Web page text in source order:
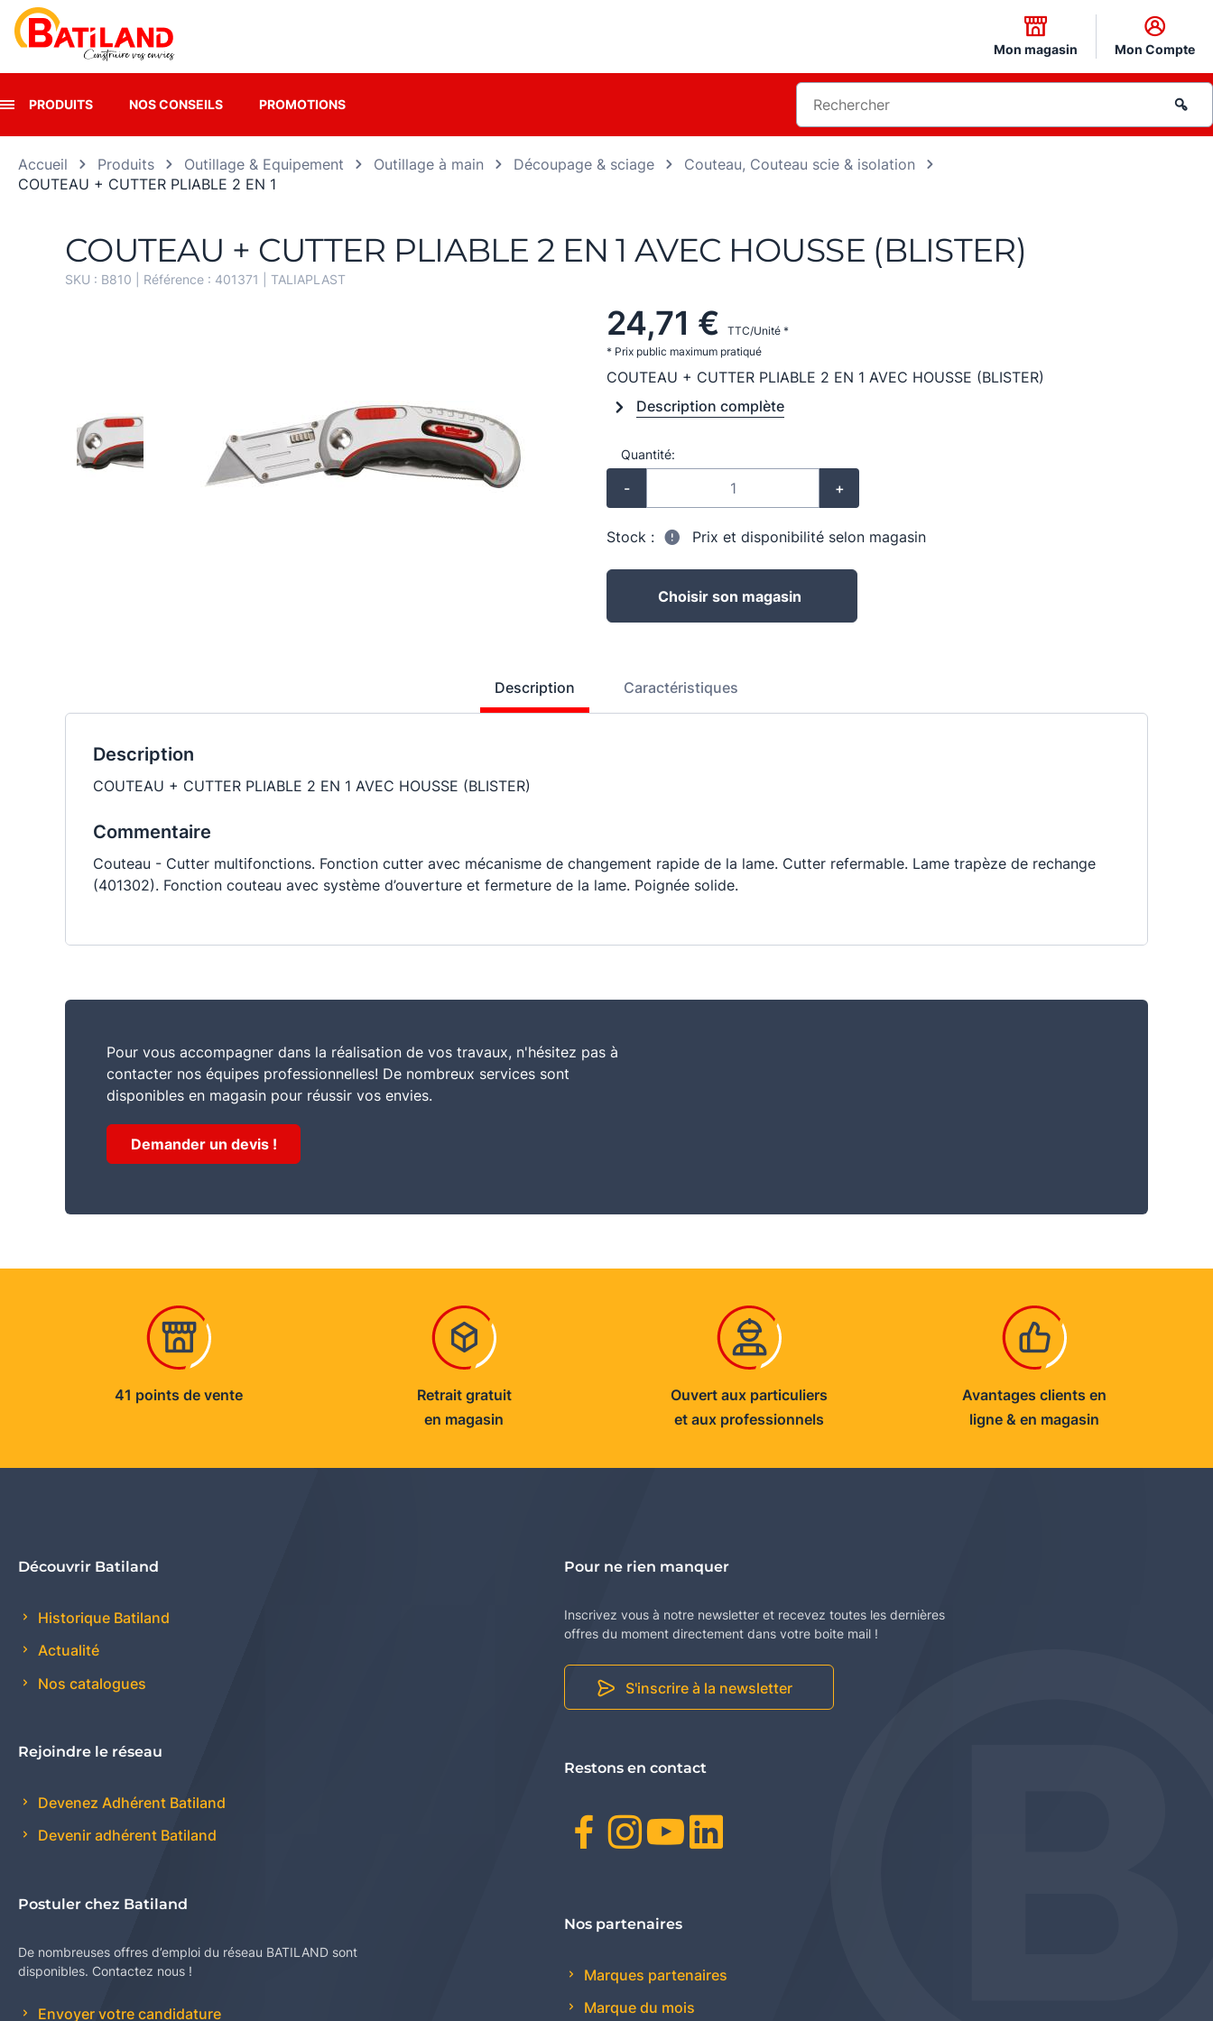
Mon magasin Mon Compte
PRODUITS NOS CONSEILS PROMOTIONS
Accueil Produits Outillage & Equipement Outillage à main Découpage & sciage
Couteau, Couteau scie & isolation
COUTEAU + CUTTER PLIABLE 2 EN 1
COUTEAU + CUTTER PLIABLE 2 EN 1 AVEC HOUSSE (BLISTER)
SKU : B810 | Référence : 401371 TALIAPLAST
24,71 €
TTC/Unité *
* Prix public maximum pratiqué
COUTEAU + CUTTER PLIABLE 2 EN 1 AVEC HOUSSE (BLISTER)
Description complète
Quantité:
- +
Stock : Prix et disponibilité selon magasin
Choisir son magasin
Description Caractéristiques
Description
COUTEAU + CUTTER PLIABLE 2 EN 1 AVEC HOUSSE (BLISTER)
Commentaire
Couteau - Cutter multifonctions. Fonction cutter avec mécanisme de changement rapide de la lame. Cutter refermable. Lame trapèze de rechange
(401302). Fonction couteau avec système d’ouverture et fermeture de la lame. Poignée solide.
Pour vous accompagner dans la réalisation de vos travaux, n'hésitez pas à
contacter nos équipes professionnelles! De nombreux services sont
disponibles en magasin pour réussir vos envies.
Demander un devis !
41 points de vente
Retrait gratuit
en magasin
Ouvert aux particuliers
et aux professionnels
Avantages clients en
ligne & en magasin
Découvrir Batiland
Historique Batiland
Actualité
Nos catalogues
Rejoindre le réseau
Devenez Adhérent Batiland
Devenir adhérent Batiland
Postuler chez Batiland
De nombreuses offres d’emploi du réseau BATILAND sont
disponibles. Contactez nous !
Envoyer votre candidature
Pour ne rien manquer
Inscrivez vous à notre newsletter et recevez toutes les dernières
offres du moment directement dans votre boite mail !
S'inscrire à la newsletter
Restons en contact
Facebook
Instagram
Youtube
Nos partenaires
Marques partenaires
Marque du mois
Panneau de gestion des cookies